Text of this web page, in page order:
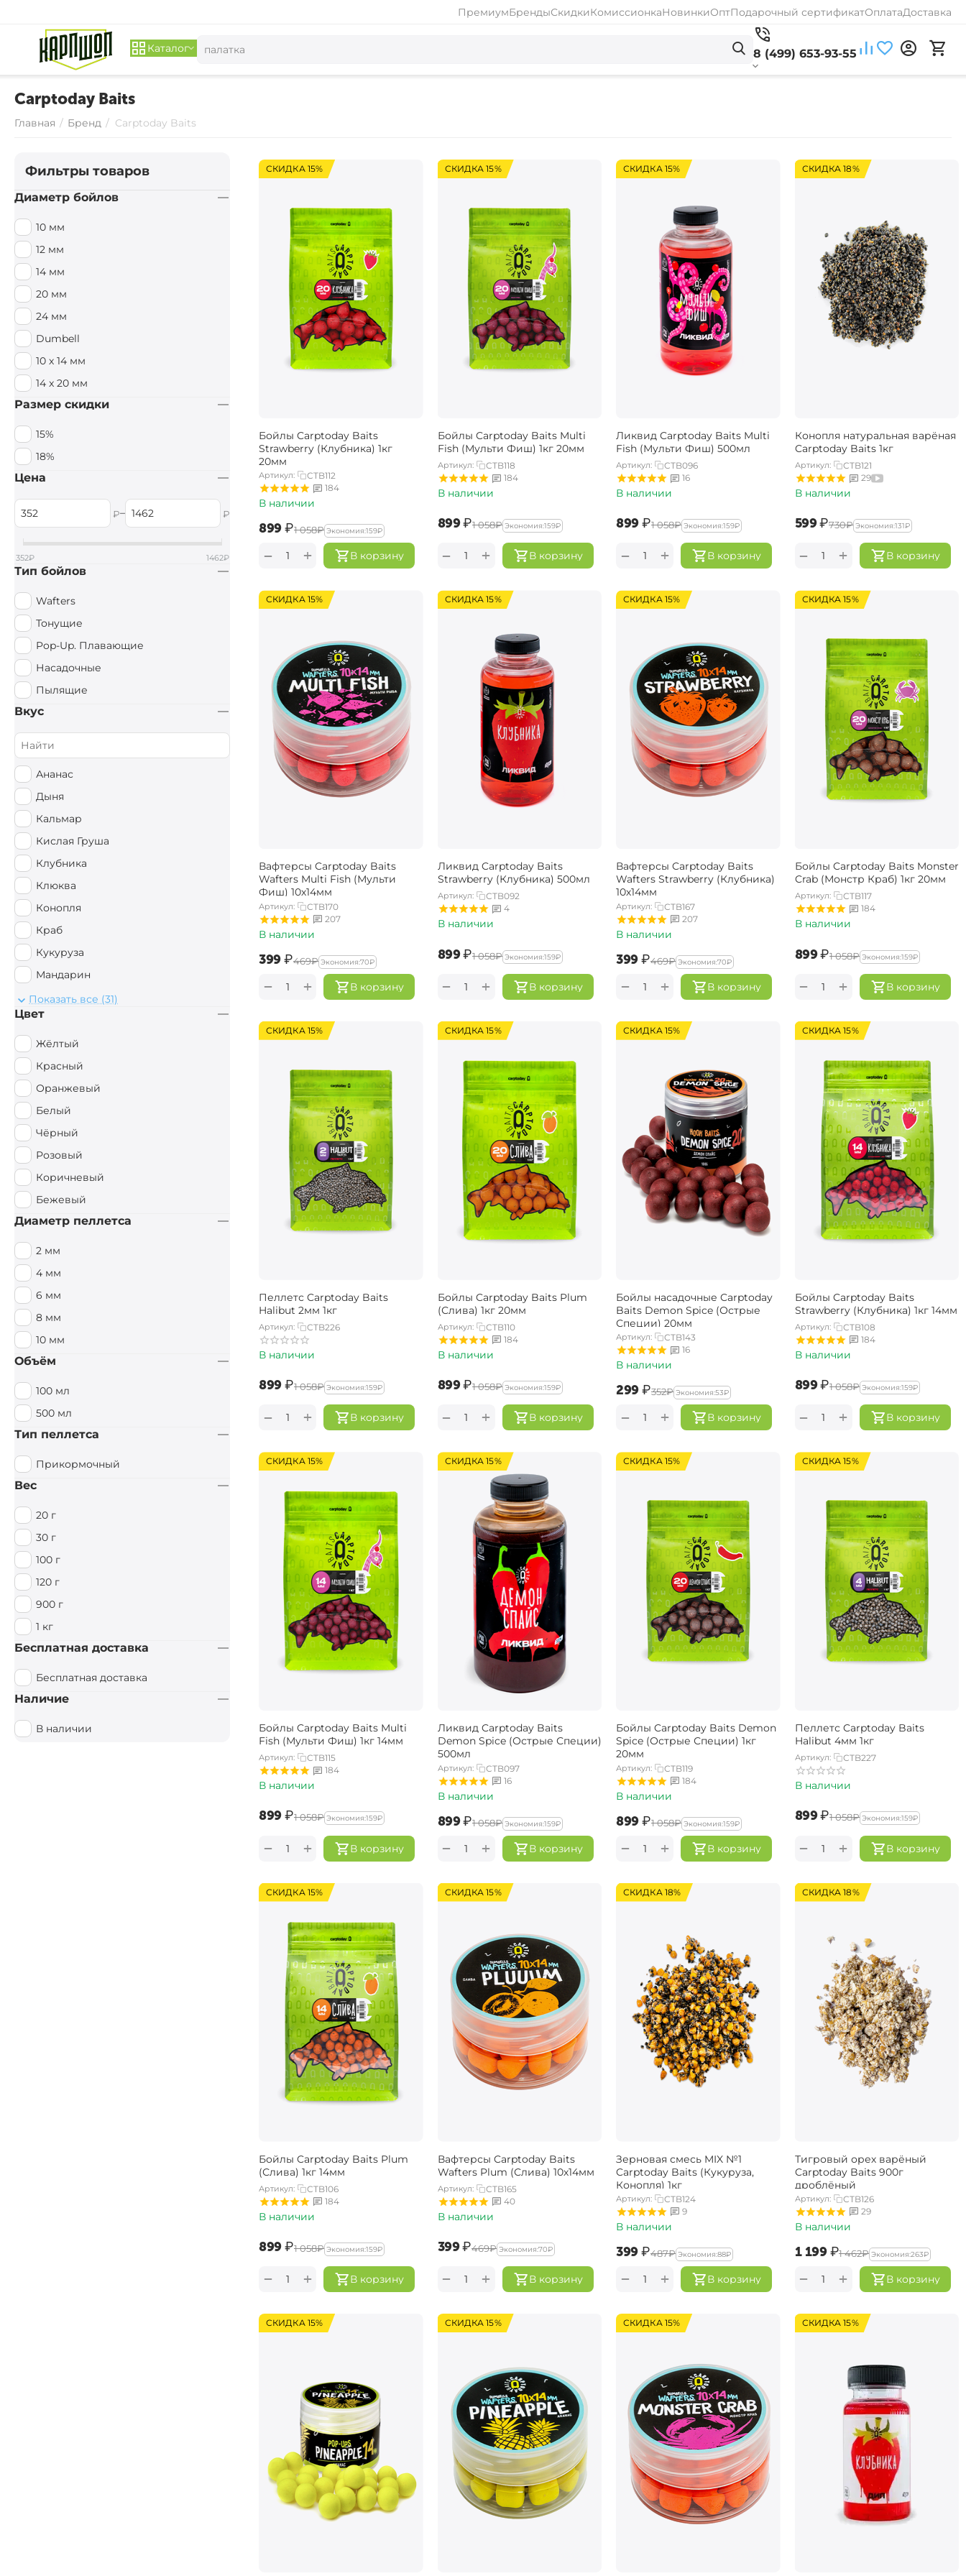
ПремиумБрендыСкидкиКомиссионкаНовинкиОптПодарочный сертификатОплатаДоставка
Каталог 8 (499) 653-93-55
Carptoday Baits
Главная / Бренд / Carptoday Baits
СКИДКА 15%
Бойлы Carptoday Baits
Strawberry (Клубника) 1кг
20мм
Артикул:
CTB112
184
В наличии
‍899‍₽‍1 058‍₽ Экономия:‍159‍₽
В корзину
+
−
СКИДКА 15%
Бойлы Carptoday Baits Multi
Fish (Мульти Фиш) 1кг 20мм
Артикул:
CTB118
184
В наличии
‍899‍₽‍1 058‍₽ Экономия:‍159‍₽
В корзину
+
−
СКИДКА 15%
Ликвид Carptoday Baits Multi
Fish (Мульти Фиш) 500мл
Артикул:
CTB096
16
В наличии
‍899‍₽‍1 058‍₽ Экономия:‍159‍₽
В корзину
+
−
СКИДКА 18%
Конопля натуральная варёная
Carptoday Baits 1кг
Артикул:
CTB121
29
В наличии
‍599‍₽‍730‍₽ Экономия:‍131‍₽
В корзину
+
−
СКИДКА 15%
Вафтерсы Carptoday Baits
Wafters Multi Fish (Мульти
Фиш) 10х14мм
Артикул:
CTB170
207
В наличии
‍399‍₽‍469‍₽ Экономия:‍70‍₽
В корзину
+
−
СКИДКА 15%
Ликвид Carptoday Baits
Strawberry (Клубника) 500мл
Артикул:
CTB092
4
В наличии
‍899‍₽‍1 058‍₽ Экономия:‍159‍₽
В корзину
+
−
СКИДКА 15%
Вафтерсы Carptoday Baits
Wafters Strawberry (Клубника)
10х14мм
Артикул:
CTB167
207
В наличии
‍399‍₽‍469‍₽ Экономия:‍70‍₽
В корзину
+
−
СКИДКА 15%
Бойлы Carptoday Baits Monster
Crab (Монстр Краб) 1кг 20мм
Артикул:
CTB117
184
В наличии
‍899‍₽‍1 058‍₽ Экономия:‍159‍₽
В корзину
+
−
СКИДКА 15%
Пеллетс Carptoday Baits
Halibut 2мм 1кг
Артикул: CTB226
В наличии
‍899‍₽‍1 058‍₽ Экономия:‍159‍₽
В корзину
+
−
СКИДКА 15%
Бойлы Carptoday Baits Plum
(Слива) 1кг 20мм
Артикул:
CTB110
184
В наличии
‍899‍₽‍1 058‍₽ Экономия:‍159‍₽
В корзину
+
−
СКИДКА 15%
Бойлы насадочные Carptoday
Baits Demon Spice (Острые
Специи) 20мм
Артикул:
CTB143
16
В наличии
‍299‍₽‍352‍₽ Экономия:‍53‍₽
В корзину
+
−
СКИДКА 15%
Бойлы Carptoday Baits
Strawberry (Клубника) 1кг 14мм
Артикул:
CTB108
184
В наличии
‍899‍₽‍1 058‍₽ Экономия:‍159‍₽
В корзину
+
−
СКИДКА 15%
Бойлы Carptoday Baits Multi
Fish (Мульти Фиш) 1кг 14мм
Артикул:
CTB115
184
В наличии
‍899‍₽‍1 058‍₽ Экономия:‍159‍₽
В корзину
+
−
СКИДКА 15%
Ликвид Carptoday Baits
Demon Spice (Острые Специи)
500мл
Артикул:
CTB097
16
В наличии
‍899‍₽‍1 058‍₽ Экономия:‍159‍₽
В корзину
+
−
СКИДКА 15%
Бойлы Carptoday Baits Demon
Spice (Острые Специи) 1кг
20мм
Артикул:
CTB119
184
В наличии
‍899‍₽‍1 058‍₽ Экономия:‍159‍₽
В корзину
+
−
СКИДКА 15%
Пеллетс Carptoday Baits
Halibut 4мм 1кг
Артикул: CTB227
В наличии
‍899‍₽‍1 058‍₽ Экономия:‍159‍₽
В корзину
+
−
СКИДКА 15%
Бойлы Carptoday Baits Plum
(Слива) 1кг 14мм
Артикул:
CTB106
184
В наличии
‍899‍₽‍1 058‍₽ Экономия:‍159‍₽
В корзину
+
−
СКИДКА 15%
Вафтерсы Carptoday Baits
Wafters Plum (Слива) 10х14мм
Артикул:
CTB165
40
В наличии
‍399‍₽‍469‍₽ Экономия:‍70‍₽
В корзину
+
−
СКИДКА 18%
Зерновая смесь MIX №1
Carptoday Baits (Кукуруза,
Конопля) 1кг
Артикул:
CTB124
9
В наличии
‍399‍₽‍487‍₽ Экономия:‍88‍₽
В корзину
+
−
СКИДКА 18%
Тигровый орех варёный
Carptoday Baits 900г
дроблёный
Артикул:
CTB126
29
В наличии
‍1 199‍₽‍1 462‍₽ Экономия:‍263‍₽
В корзину
+
−
СКИДКА 15% СКИДКА 15% СКИДКА 15% СКИДКА 15%
Фильтры товаров
Диаметр бойлов
10 мм
12 мм
14 мм
20 мм
24 мм
Dumbell
10 х 14 мм
14 x 20 мм
Размер скидки
15%
18%
Цена
₽– ₽
352₽ 1462₽
Тип бойлов
Wafters
Тонущие
Pop-Up. Плавающие
Насадочные
Пылящие
Вкус
Ананас
Дыня
Кальмар
Кислая Груша
Клубника
Клюква
Конопля
Краб
Кукуруза
Мандарин
Монстр Краб
Мульти Фиш
Мульти Фрукт
Мясной
Орех
Острые Специи
Осьминог
Палтус
Перец чили
Пряный
Рыбный
Тутти Фрутти
Фруктовый / Кислый
Цитрус
Чеснок
Показать все (31)
Цвет
Жёлтый
Красный
Оранжевый
Белый
Чёрный
Розовый
Коричневый
Бежевый
Диаметр пеллетса
2 мм
4 мм
6 мм
8 мм
10 мм
Объём
100 мл
500 мл
Тип пеллетса
Прикормочный
Вес
20 г
30 г
100 г
120 г
900 г
1 кг
Бесплатная доставка
Бесплатная доставка
Наличие
В наличии